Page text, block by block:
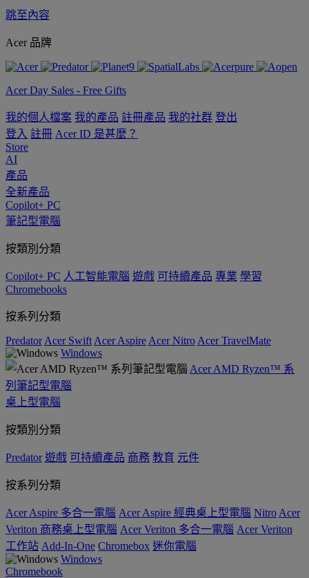
跳至內容
Acer 品牌
Acer Day Sales - Free Gifts
我的個人檔案 我的產品 註冊產品 我的社群 登出
登入 註冊 Acer ID 是甚麼？
Store
AI
產品
全新產品
Copilot+ PC
筆記型電腦
按類別分類
Copilot+ PC 人工智能電腦 遊戲 可持續產品 專業 學習
Chromebooks
按系列分類
Predator Acer Swift Acer Aspire Acer Nitro Acer TravelMate
Windows
Acer AMD Ryzen™ 系
列筆記型電腦
桌上型電腦
按類別分類
Predator 遊戲 可持續產品 商務 教育 元件
按系列分類
Acer Aspire 多合一電腦 Acer Aspire 經典桌上型電腦 Nitro Acer
Veriton 商務桌上型電腦 Acer Veriton 多合一電腦 Acer Veriton
工作站 Add-In-One Chromebox 迷你電腦
Windows
Chromebook